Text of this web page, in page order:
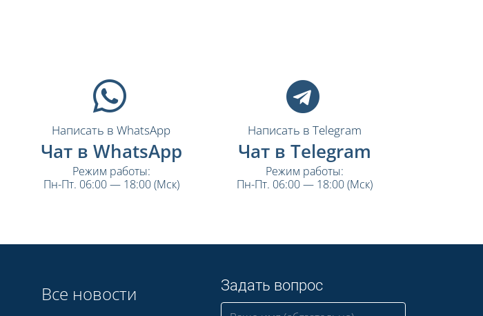
Написать в WhatsApp
Чат в WhatsApp
Режим работы:
Пн-Пт. 06:00 — 18:00 (Мск)
Написать в Telegram
Чат в Telegram
Режим работы:
Пн-Пт. 06:00 — 18:00 (Мск)
Все новости
Задать вопрос